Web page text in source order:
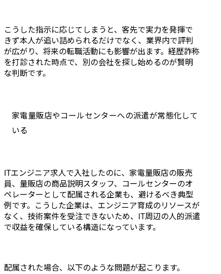
こうした指示に応じてしまうと、客先で実力を発揮で
きず本人が追い詰められるだけでなく、業界内で評判
が広がり、将来の転職活動にも影響が出ます。経歴詐称
を打診された時点で、別の会社を探し始めるのが賢明
な判断です。
家電量販店やコールセンターへの派遣が常態化して
いる
ITエンジニア求人で入社したのに、家電量販店の販売
員、量販店の商品説明スタッフ、コールセンターのオ
ペレーターとして配属される企業も、避けるべき典型
例です。こうした企業は、エンジニア育成のリソースが
なく、技術案件を受注できないため、IT周辺の人的派遣
で収益を確保している構造になっています。
配属された場合、以下のような問題が起こります。